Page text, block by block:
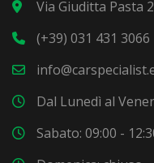
Via Giuditta Pasta
(+39) 031 431 3066
Dal Lunedì al
Sabato: 09:00 -